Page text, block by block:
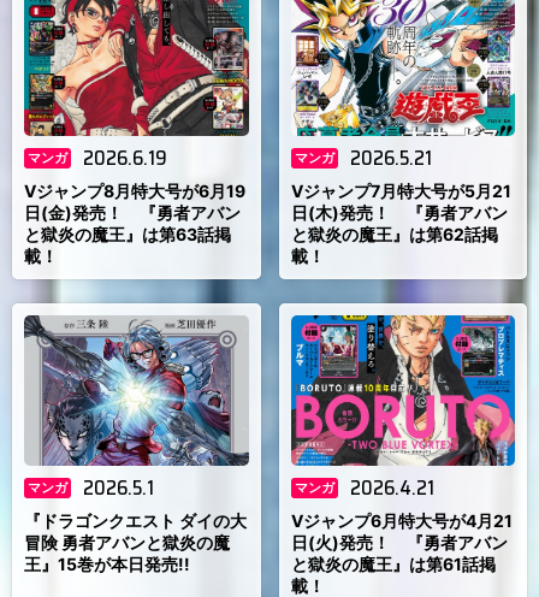
マンガ 2026.6.19
Vジャンプ8月特大号が6月19
日(金)発売！ 『勇者アバン
と獄炎の魔王』は第63話掲
載！
マンガ 2026.5.21
Vジャンプ7月特大号が5月21
日(木)発売！ 『勇者アバン
と獄炎の魔王』は第62話掲
載！
マンガ 2026.5.1
『ドラゴンクエスト ダイの大
冒険 勇者アバンと獄炎の魔
王』15巻が本日発売!!
マンガ 2026.4.21
Vジャンプ6月特大号が4月21
日(火)発売！ 『勇者アバン
と獄炎の魔王』は第61話掲
載！